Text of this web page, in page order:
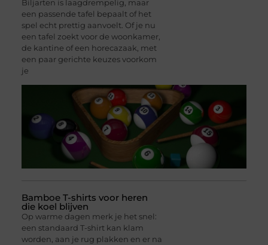
Biljarten is laagdrempelig, maar
een passende tafel bepaalt of het
spel echt prettig aanvoelt. Of je nu
een tafel zoekt voor de woonkamer,
de kantine of een horecazaak, met
een paar gerichte keuzes voorkom
je
Bamboe T-shirts voor heren
die koel blijven
Op warme dagen merk je het snel:
een standaard T-shirt kan klam
worden, aan je rug plakken en er na